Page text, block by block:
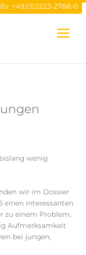
+49 (0)2223-2788-0
wenig
wir im Dossier
einen interessanten
zu einem Problem,
Aufmerksamkeit
bei jungen,